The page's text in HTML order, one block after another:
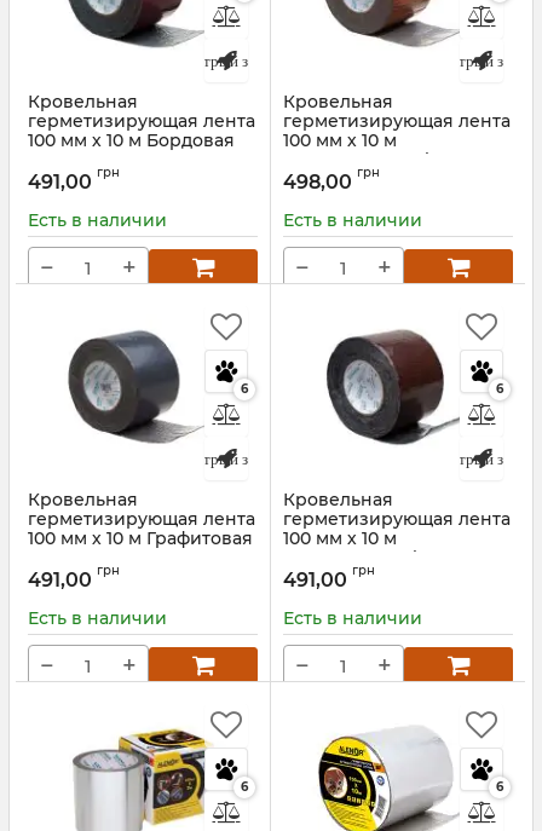
Быстрый заказ
Кровельная
герметизирующая лента
100 мм х 10 м Бордовая
Артикул: 3005A10010
491,00 грн
Есть в наличии
− +
Быстрый заказ
Кровельная
герметизирующая лента
100 мм х 10 м
Терракотовая Alenor BF
Артикул:8004A10010
498,00 грн
Есть в наличии
− +
6
Быстрый заказ
Кровельная
герметизирующая лента
100 мм х 10 м Графитовая
Артикул: 7024A10010
491,00 грн
Есть в наличии
− +
6
Быстрый заказ
Кровельная
герметизирующая лента
100 мм х 10 м
Коричневая Alenor BF
Артикул: 8017A10010
491,00 грн
Есть в наличии
− +
6 6